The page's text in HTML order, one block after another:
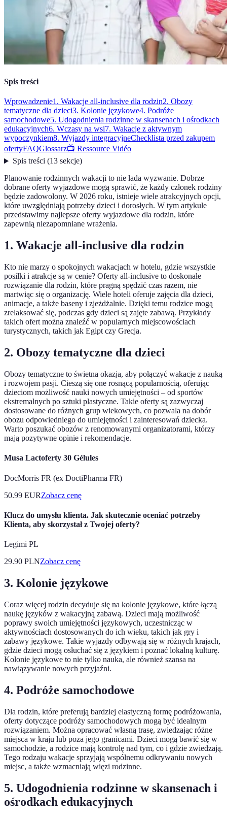
Spis treści
Wprowadzenie1. Wakacje all-inclusive dla rodzin2. Obozy
tematyczne dla dzieci3. Kolonie językowe4. Podróże
samochodowe5. Udogodnienia rodzinne w skansenach i ośrodkach
edukacyjnych6. Wczasy na wsi7. Wakacje z aktywnym
wypoczynkiem8. Wyjazdy integracyjneChecklista przed zakupem
ofertyFAQGlossarz📺 Ressource Vidéo
Spis treści(13 sekcje)
Planowanie rodzinnych wakacji to nie lada wyzwanie. Dobrze
dobrane oferty wyjazdowe mogą sprawić, że każdy członek rodziny
będzie zadowolony. W 2026 roku, istnieje wiele atrakcyjnych opcji,
które uwzględniają potrzeby dzieci i dorosłych. W tym artykule
przedstawimy najlepsze oferty wyjazdowe dla rodzin, które
zapewnią niezapomniane wrażenia.
1. Wakacje all-inclusive dla rodzin
Kto nie marzy o spokojnych wakacjach w hotelu, gdzie wszystkie
posiłki i atrakcje są w cenie? Oferty all-inclusive to doskonałe
rozwiązanie dla rodzin, które pragną spędzić czas razem, nie
martwiąc się o organizację. Wiele hoteli oferuje zajęcia dla dzieci,
animacje, a także baseny i zjeżdżalnie. Dzięki temu rodzice mogą
zrelaksować się, podczas gdy dzieci są zajęte zabawą. Przykłady
takich ofert można znaleźć w popularnych miejscowościach
turystycznych, takich jak Egipt czy Grecja.
2. Obozy tematyczne dla dzieci
Obozy tematyczne to świetna okazja, aby połączyć wakacje z nauką
i rozwojem pasji. Cieszą się one rosnącą popularnością, oferując
dzieciom możliwość nauki nowych umiejętności – od sportów
ekstremalnych po sztuki plastyczne. Takie oferty są zazwyczaj
dostosowane do różnych grup wiekowych, co pozwala na dobór
obozu odpowiedniego do umiejętności i zainteresowań dziecka.
Warto poszukać obozów z renomowanymi organizatorami, którzy
mają pozytywne opinie i rekomendacje.
Musa Lactoferty 30 Gélules
DocMorris FR (ex DoctiPharma FR)
50.99 EURZobacz cenę
Klucz do umysłu klienta. Jak skutecznie oceniać potrzeby
Klienta, aby skorzystał z Twojej oferty?
Legimi PL
29.90 PLNZobacz cenę
3. Kolonie językowe
Coraz więcej rodzin decyduje się na kolonie językowe, które łączą
naukę języków z wakacyjną zabawą. Dzieci mają możliwość
poprawy swoich umiejętności językowych, uczestnicząc w
aktywnościach dostosowanych do ich wieku, takich jak gry i
zabawy językowe. Takie wyjazdy odbywają się w różnych krajach,
gdzie dzieci mogą osłuchać się z językiem i poznać lokalną kulturę.
Kolonie językowe to nie tylko nauka, ale również szansa na
nawiązywanie nowych przyjaźni.
4. Podróże samochodowe
Dla rodzin, które preferują bardziej elastyczną formę podróżowania,
oferty dotyczące podróży samochodowych mogą być idealnym
rozwiązaniem. Można opracować własną trasę, zwiedzając różne
miejsca w kraju lub poza jego granicami. Dzieci mogą bawić się w
samochodzie, a rodzice mają kontrolę nad tym, co i gdzie zwiedzają.
Tego rodzaju wakacje sprzyjają wspólnemu odkrywaniu nowych
miejsc, a także wzmacniają więzi rodzinne.
5. Udogodnienia rodzinne w skansenach i
ośrodkach edukacyjnych